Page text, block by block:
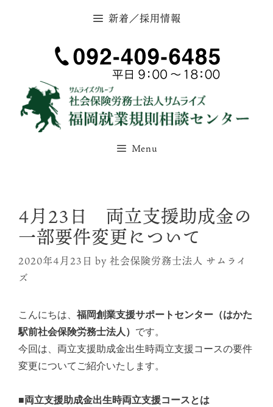
新着／採用情報
Menu
4月23日 両立支援助成金の
一部要件変更について
2020年4月23日 by 社会保険労務士法人 サムライ
ズ
こんにちは、 福岡創業支援サポートセンター（はかた
駅前社会保険労務士法人） です。
今回は、両立支援助成金出生時両立支援コースの要件
変更についてご紹介いたします。
■両立支援助成金出生時両立支援コースとは